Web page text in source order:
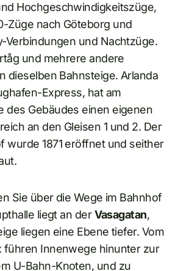
Hochgeschwindigkeitszüge,
Züge nach Göteborg und
Verbindungen und Nachtzüge.
und mehrere andere
dieselben Bahnsteige. Arlanda
Express, hat am
des Gebäudes einen eigenen
an den Gleisen 1 und 2. Der
wurde 1871 eröffnet und seither
Sie über die Wege im Bahnhof
liegt an derVasagatan,
liegen eine Ebene tiefer. Vom
führen Innenwege hinunter zur
U-Bahn-Knoten, und zu